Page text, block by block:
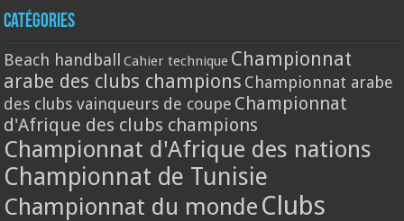
Catégories
Beach handball Cahier technique Championnat
arabe des clubs champions Championnat arabe
des clubs vainqueurs de coupe Championnat
d'Afrique des clubs champions
Championnat d'Afrique des nations
Championnat de Tunisie
Championnat du monde Clubs